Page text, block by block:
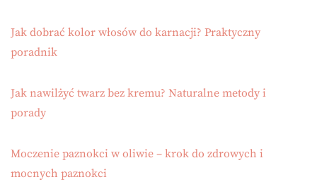
Jak dobrać kolor włosów do karnacji? Praktyczny
poradnik
Jak nawilżyć twarz bez kremu? Naturalne metody i
porady
Moczenie paznokci w oliwie – krok do zdrowych i
mocnych paznokci